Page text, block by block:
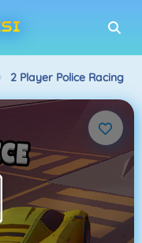
2 Player Police Racing